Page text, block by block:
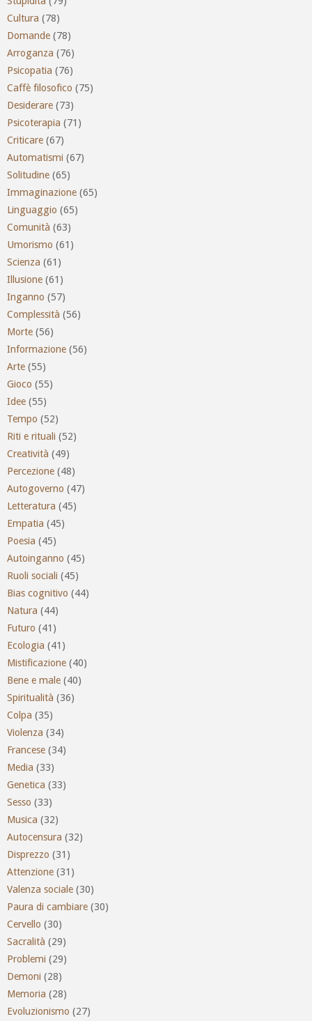
Cultura (78)
Domande (78)
Arroganza (76)
Psicopatia (76)
Caffè filosofico (75)
Desiderare (73)
Psicoterapia (71)
Criticare (67)
Automatismi (67)
Solitudine (65)
Immaginazione (65)
Linguaggio (65)
Comunità (63)
Umorismo (61)
Scienza (61)
Illusione (61)
Inganno (57)
Complessità (56)
Morte (56)
Informazione (56)
Arte (55)
Gioco (55)
Idee (55)
Tempo (52)
Riti e rituali (52)
Creatività (49)
Percezione (48)
Autogoverno (47)
Letteratura (45)
Empatia (45)
Poesia (45)
Autoinganno (45)
Ruoli sociali (45)
Bias cognitivo (44)
Natura (44)
Futuro (41)
Ecologia (41)
Mistificazione (40)
Bene e male (40)
Spiritualità (36)
Colpa (35)
Violenza (34)
Francese (34)
Media (33)
Genetica (33)
Sesso (33)
Musica (32)
Autocensura (32)
Disprezzo (31)
Attenzione (31)
Valenza sociale (30)
Paura di cambiare (30)
Cervello (30)
Sacralità (29)
Problemi (29)
Demoni (28)
Memoria (28)
Evoluzionismo (27)